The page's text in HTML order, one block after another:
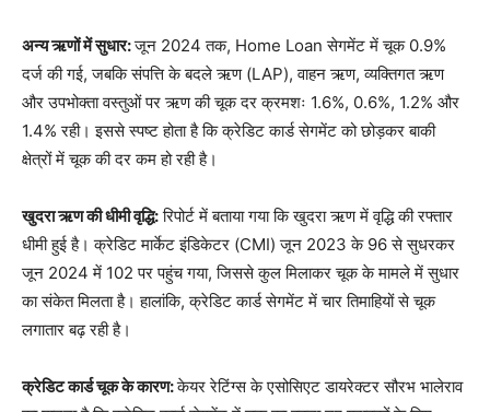
अन्य ऋणों में सुधार:जून 2024 तक, Home Loan सेगमेंट में चूक 0.9%
दर्ज की गई, जबकि संपत्ति के बदले ऋण (LAP), वाहन ऋण, व्यक्तिगत ऋण
और उपभोक्ता वस्तुओं पर ऋण की चूक दर क्रमशः 1.6%, 0.6%, 1.2% और
1.4% रही। इससे स्पष्ट होता है कि क्रेडिट कार्ड सेगमेंट को छोड़कर बाकी
क्षेत्रों में चूक की दर कम हो रही है।
खुदरा ऋण की धीमी वृद्धि:रिपोर्ट में बताया गया कि खुदरा ऋण में वृद्धि की रफ्तार
धीमी हुई है। क्रेडिट मार्केट इंडिकेटर (CMI) जून 2023 के 96 से सुधरकर
जून 2024 में 102 पर पहुंच गया, जिससे कुल मिलाकर चूक के मामले में सुधार
का संकेत मिलता है। हालांकि, क्रेडिट कार्ड सेगमेंट में चार तिमाहियों से चूक
लगातार बढ़ रही है।
क्रेडिट कार्ड चूक के कारण:केयर रेटिंग्स के एसोसिएट डायरेक्टर सौरभ भालेराव